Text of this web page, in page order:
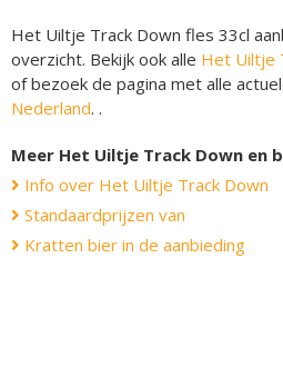
Het Uiltje Track Down fles 33cl
overzicht. Bekijk ook alle Het Uiltje
of bezoek de pagina met alle
Nederland. .
Meer Het Uiltje Track Down en
Info over Het Uiltje Track Down
Standaardprijzen van
Kratten bier in de aanbieding